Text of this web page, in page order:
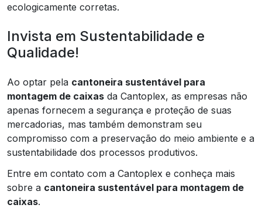
ecologicamente corretas.
Invista em Sustentabilidade e
Qualidade!
Ao optar pela cantoneira sustentável para
montagem de caixas da Cantoplex, as empresas não
apenas fornecem a segurança e proteção de suas
mercadorias, mas também demonstram seu
compromisso com a preservação do meio ambiente e a
sustentabilidade dos processos produtivos.
Entre em contato com a Cantoplex e conheça mais
sobre a cantoneira sustentável para montagem de
caixas.